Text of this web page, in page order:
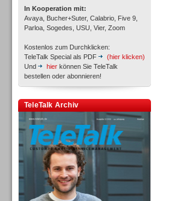
In Kooperation mit:
Avaya, Bucher+Suter, Calabrio, Five 9,
Parloa, Sogedes, USU, Vier, Zoom
Kostenlos zum Durchklicken:
TeleTalk Special als PDF
(hier klicken)
Und
hier können Sie TeleTalk
bestellen oder abonnieren!
TeleTalk Archiv
Inbound
Inbound